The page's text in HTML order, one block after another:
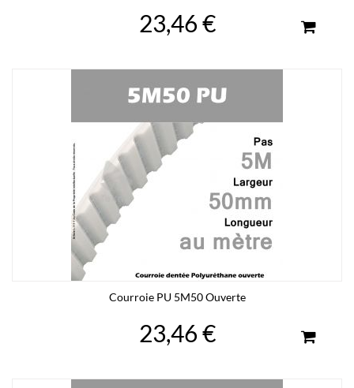
23,46 €
Courroie PU 5M50 Ouverte
23,46 €